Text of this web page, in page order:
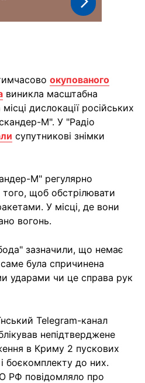
окупованого
виникла масштабна
дислокації російських
М". У "Радіо
супутникові знімки
М" регулярно
щоб обстрілювати
У місці, де вони
вогонь.
зазначили, що немає
була спричинена
ударами чи це справа рук
Telegram-канал
непідтверджене
в Криму 2 пускових
боєкомплекту до них.
РФ повідомляло про